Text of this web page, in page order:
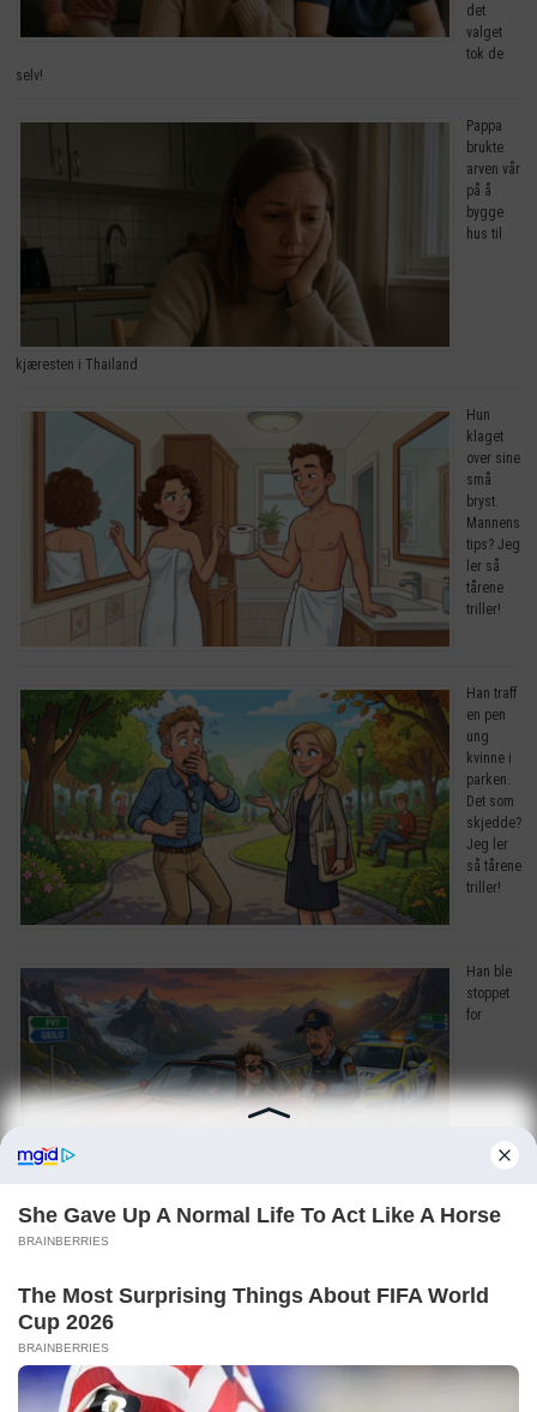
det
valget
tok de
selv!
Pappa
brukte
arven vår
på å
bygge
hus til
kjæresten i Thailand
Hun
klaget
over sine
små
bryst.
Mannens
tips? Jeg
ler så
tårene
triller!
Han traff
en pen
ung
kvinne i
parken.
Det som
skjedde?
Jeg ler
så tårene
triller!
Han ble
stoppet
for
råkjøring. Grunnen? Jeg ler så tårene triller!
Copyright © 2026Dagens Beste